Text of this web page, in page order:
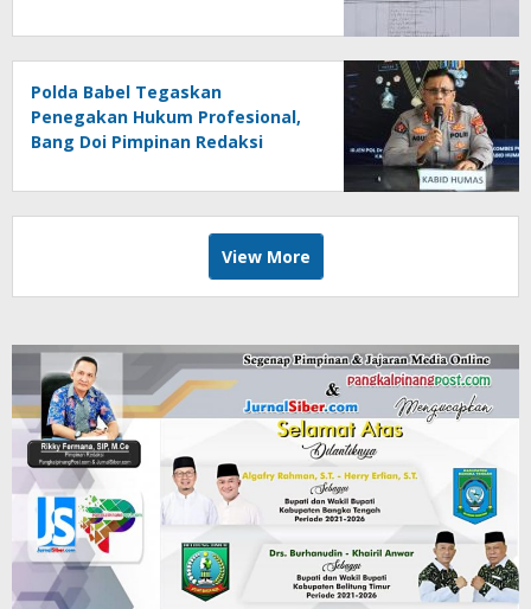
Polda Babel Tegaskan
Penegakan Hukum Profesional,
Bang Doi Pimpinan Redaksi
Dua Kali Tak Hadiri Panggilan
View More